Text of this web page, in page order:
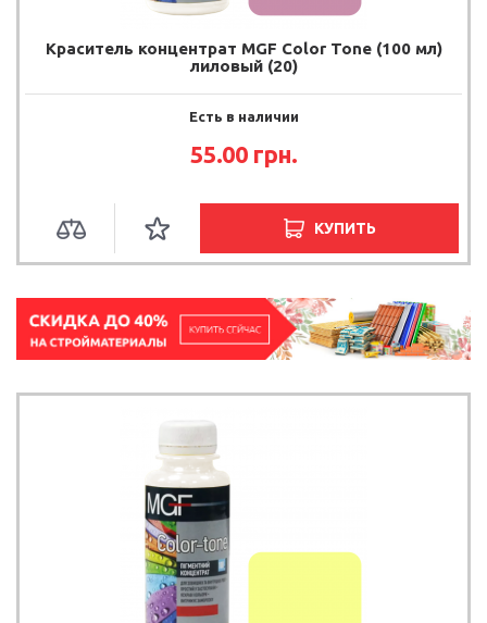
Краситель концентрат MGF Color Tone (100 мл)
лиловый (20)
Есть в наличии
55.00 грн.
КУПИТЬ